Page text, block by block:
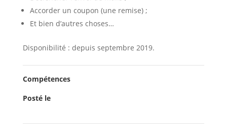
Accorder un coupon (une remise) ;
Et bien d’autres choses…
Disponibilité : depuis septembre 2019.
Compétences
Posté le